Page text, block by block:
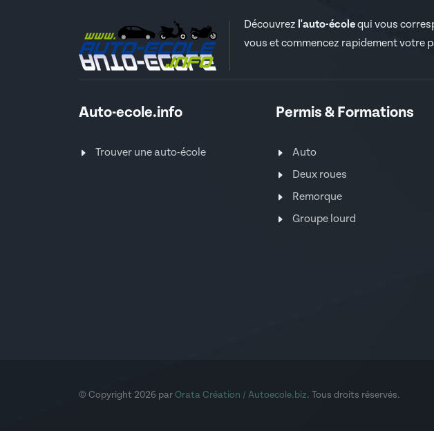
Découvrez l'auto-écolequi vous
vous et commencez rapidement votre
Auto-ecole.info
Trouver une auto-école
Permis & Formations
Auto
Deux roues
Remorque
Groupe lourd
© Copyright 2026 parOrata Création / Autoecole.biz. Tous droits réservés.